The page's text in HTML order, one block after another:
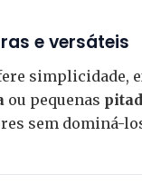
e versáteis
simplicidade,
ou pequenas
sem dominá-